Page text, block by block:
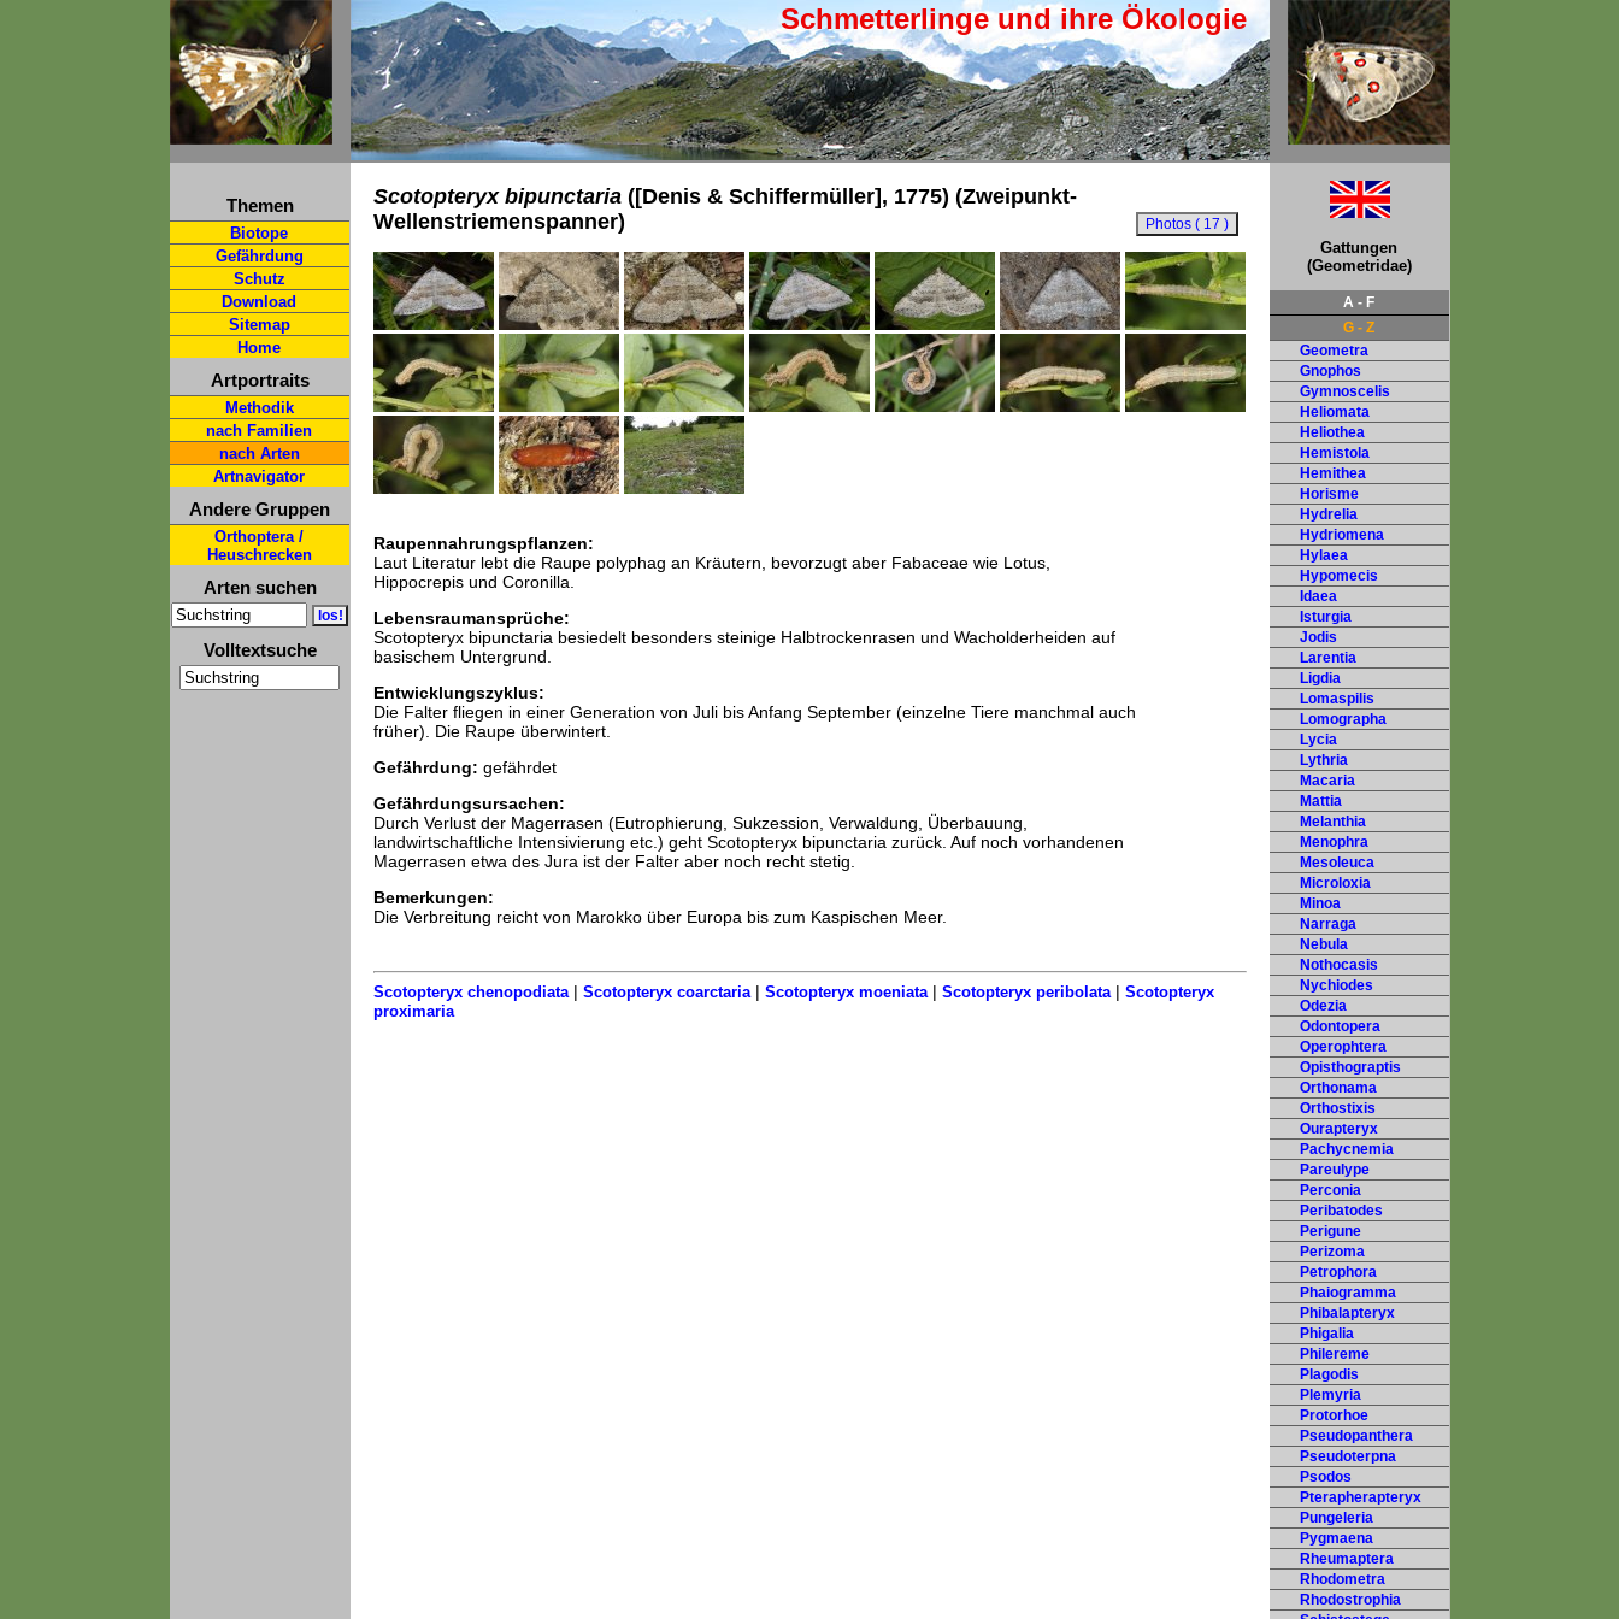
Schmetterlinge und ihre Ökologie
Themen
Biotope
Gefährdung
Schutz
Download
Sitemap
Home
Artportraits
Methodik
nach Familien
nach Arten
Artnavigator
Andere Gruppen
Orthoptera /
Heuschrecken
Arten suchen
Volltextsuche
Scotopteryx bipunctaria([Denis & Schiffermüller], 1775) (Zweipunkt-
Wellenstriemenspanner)
Raupennahrungspflanzen:
Laut Literatur lebt die Raupe polyphag an Kräutern, bevorzugt aber Fabaceae wie Lotus,
Hippocrepis und Coronilla.
Lebensraumansprüche:
Scotopteryx bipunctaria besiedelt besonders steinige Halbtrockenrasen und Wacholderheiden auf
basischem Untergrund.
Entwicklungszyklus:
Die Falter fliegen in einer Generation von Juli bis Anfang September (einzelne Tiere manchmal auch
früher). Die Raupe überwintert.
Gefährdung: gefährdet
Gefährdungsursachen:
Durch Verlust der Magerrasen (Eutrophierung, Sukzession, Verwaldung, Überbauung,
landwirtschaftliche Intensivierung etc.) geht Scotopteryx bipunctaria zurück. Auf noch vorhandenen
Magerrasen etwa des Jura ist der Falter aber noch recht stetig.
Bemerkungen:
Die Verbreitung reicht von Marokko über Europa bis zum Kaspischen Meer.
Scotopteryx chenopodiata| Scotopteryx coarctaria| Scotopteryx moeniata| Scotopteryx peribolata| Scotopteryx
proximaria
Gattungen
(Geometridae)
A - F
G - Z
Geometra
Gnophos
Gymnoscelis
Heliomata
Heliothea
Hemistola
Hemithea
Horisme
Hydrelia
Hydriomena
Hylaea
Hypomecis
Idaea
Isturgia
Jodis
Larentia
Ligdia
Lomaspilis
Lomographa
Lycia
Lythria
Macaria
Mattia
Melanthia
Menophra
Mesoleuca
Microloxia
Minoa
Narraga
Nebula
Nothocasis
Nychiodes
Odezia
Odontopera
Operophtera
Opisthograptis
Orthonama
Orthostixis
Ourapteryx
Pachycnemia
Pareulype
Perconia
Peribatodes
Perigune
Perizoma
Petrophora
Phaiogramma
Phibalapteryx
Phigalia
Philereme
Plagodis
Plemyria
Protorhoe
Pseudopanthera
Pseudoterpna
Psodos
Pterapherapteryx
Pungeleria
Pygmaena
Rheumaptera
Rhodometra
Rhodostrophia